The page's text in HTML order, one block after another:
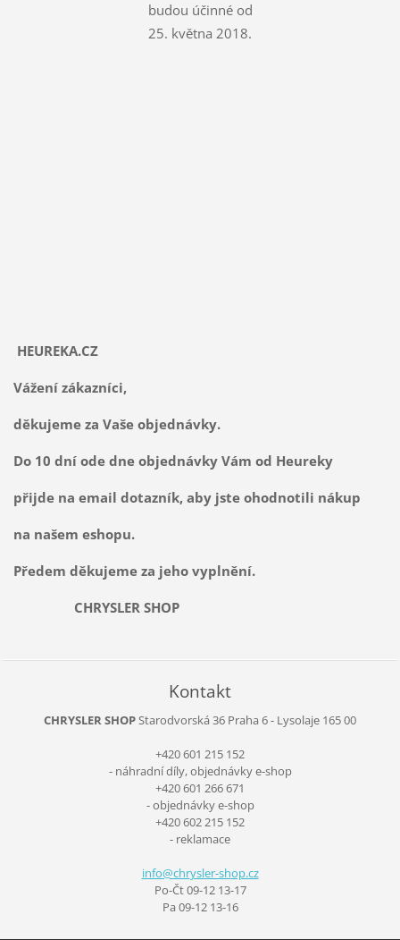
budou účinné od
25. května 2018.
HEUREKA.CZ
Vážení zákazníci,
děkujeme za Vaše objednávky.
Do 10 dní ode dne objednávky Vám od Heureky
přijde na email dotazník, aby jste ohodnotili nákup
na našem eshopu.
Předem děkujeme za jeho vyplnění.
CHRYSLER SHOP
Kontakt
CHRYSLER SHOPStarodvorská 36 Praha 6 - Lysolaje 165 00
+420 601 215 152
- náhradní díly, objednávky e-shop
+420 601 266 671
- objednávky e-shop
+420 602 215 152
- reklamace
info@chrysler-shop.cz
Po-Čt 09-12 13-17
Pa 09-12 13-16